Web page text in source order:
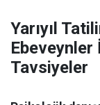
Yarıyıl
Tavsiyeler